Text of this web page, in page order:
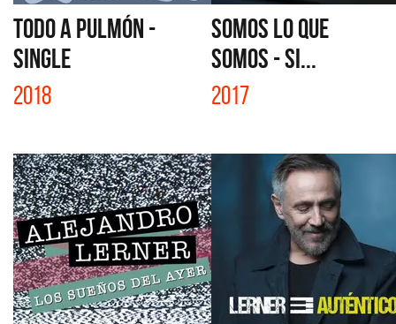
TODO A PULMÓN -
SINGLE
2018
SOMOS LO QUE
SOMOS - SI...
2017